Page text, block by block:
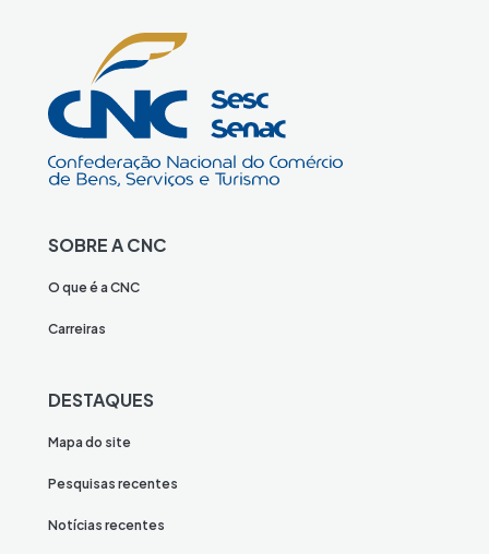
SOBRE A CNC
O que é a CNC
Carreiras
DESTAQUES
Mapa do site
Pesquisas recentes
Notícias recentes